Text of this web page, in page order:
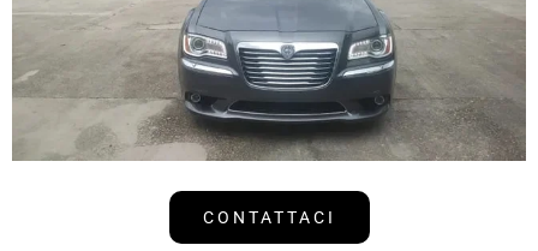
CONTATTACI